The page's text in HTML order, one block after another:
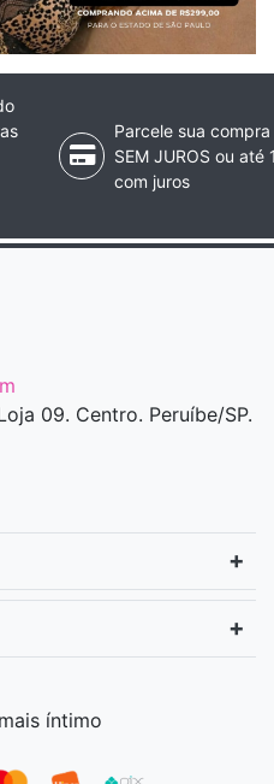
Parcele sua
SEM JUROS ou até
com juros
09. Centro. Peruíbe/SP.
íntimo